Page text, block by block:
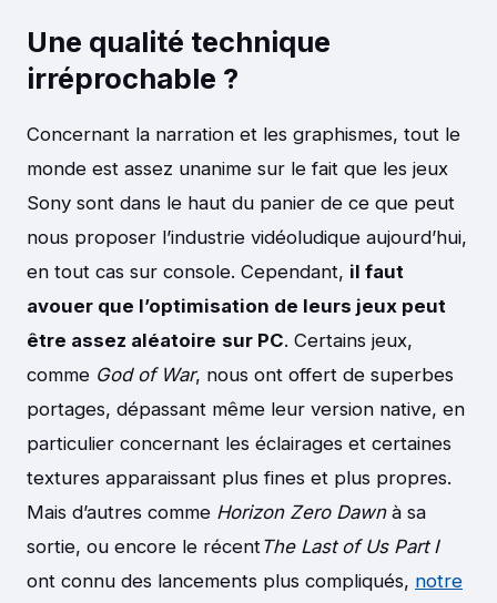
Une qualité technique
irréprochable ?
Concernant la narration et les graphismes, tout le
monde est assez unanime sur le fait que les jeux
Sony sont dans le haut du panier de ce que peut
nous proposer l’industrie vidéoludique aujourd’hui,
en tout cas sur console. Cependant, il faut
avouer que l’optimisation de leurs jeux peut
être assez aléatoire sur PC. Certains jeux,
comme God of War, nous ont offert de superbes
portages, dépassant même leur version native, en
particulier concernant les éclairages et certaines
textures apparaissant plus fines et plus propres.
Mais d’autres comme Horizon Zero Dawnà sa
sortie, ou encore le récentThe Last of Us Part I
ont connu des lancements plus compliqués, notre